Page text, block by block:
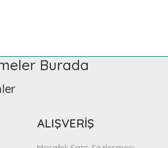
Burada
ALIŞVERİŞ